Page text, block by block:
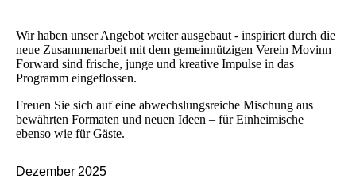
Wir haben unser Angebot weiter ausgebaut - inspiriert durch die
neue Zusammenarbeit mit dem gemeinnützigen Verein Movinn
Forward sind frische, junge und kreative Impulse in das
Programm eingeflossen.
Freuen Sie sich auf eine abwechslungsreiche Mischung aus
bewährten Formaten und neuen Ideen – für Einheimische
ebenso wie für Gäste.
Dezember 2025